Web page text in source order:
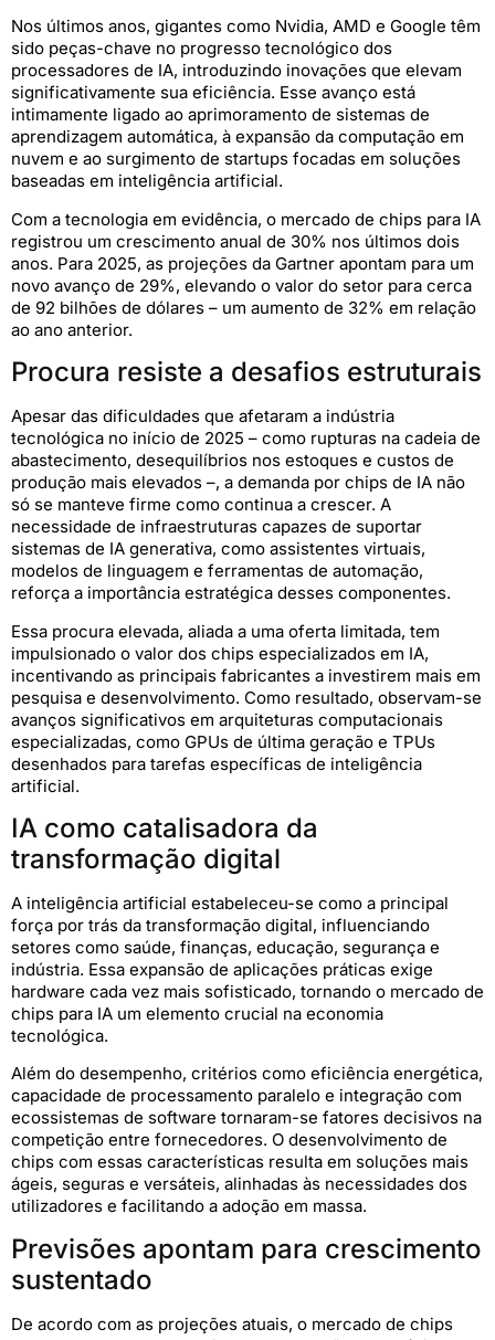
Nos últimos anos, gigantes como Nvidia, AMD e Google têm
sido peças-chave no progresso tecnológico dos
processadores de IA, introduzindo inovações que elevam
significativamente sua eficiência. Esse avanço está
intimamente ligado ao aprimoramento de sistemas de
aprendizagem automática, à expansão da computação em
nuvem e ao surgimento de startups focadas em soluções
baseadas em inteligência artificial.
Com a tecnologia em evidência, o mercado de chips para IA
registrou um crescimento anual de 30% nos últimos dois
anos. Para 2025, as projeções da Gartner apontam para um
novo avanço de 29%, elevando o valor do setor para cerca
de 92 bilhões de dólares – um aumento de 32% em relação
ao ano anterior.
Procura resiste a desafios estruturais
Apesar das dificuldades que afetaram a indústria
tecnológica no início de 2025 – como rupturas na cadeia de
abastecimento, desequilíbrios nos estoques e custos de
produção mais elevados –, a demanda por chips de IA não
só se manteve firme como continua a crescer. A
necessidade de infraestruturas capazes de suportar
sistemas de IA generativa, como assistentes virtuais,
modelos de linguagem e ferramentas de automação,
reforça a importância estratégica desses componentes.
Essa procura elevada, aliada a uma oferta limitada, tem
impulsionado o valor dos chips especializados em IA,
incentivando as principais fabricantes a investirem mais em
pesquisa e desenvolvimento. Como resultado, observam-se
avanços significativos em arquiteturas computacionais
especializadas, como GPUs de última geração e TPUs
desenhados para tarefas específicas de inteligência
artificial.
IA como catalisadora da
transformação digital
A inteligência artificial estabeleceu-se como a principal
força por trás da transformação digital, influenciando
setores como saúde, finanças, educação, segurança e
indústria. Essa expansão de aplicações práticas exige
hardware cada vez mais sofisticado, tornando o mercado de
chips para IA um elemento crucial na economia
tecnológica.
Além do desempenho, critérios como eficiência energética,
capacidade de processamento paralelo e integração com
ecossistemas de software tornaram-se fatores decisivos na
competição entre fornecedores. O desenvolvimento de
chips com essas características resulta em soluções mais
ágeis, seguras e versáteis, alinhadas às necessidades dos
utilizadores e facilitando a adoção em massa.
Previsões apontam para crescimento
sustentado
De acordo com as projeções atuais, o mercado de chips